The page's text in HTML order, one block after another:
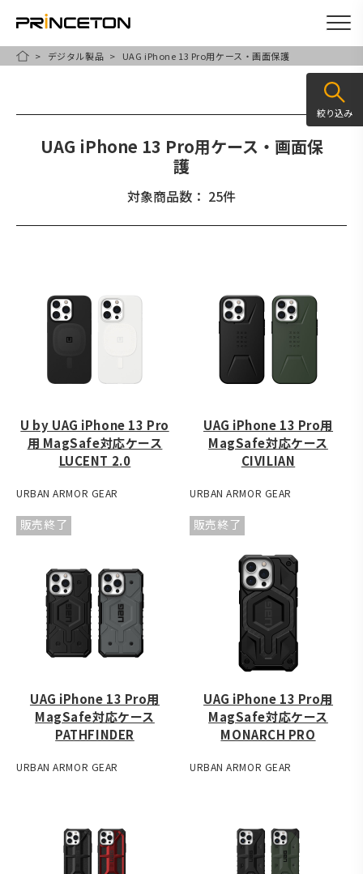
HOMEデジタル製品 UAG iPhone 13 Pro用ケース・画面保護
UAG iPhone 13 Pro用ケース・画面保
護
対象商品数： 25件
U by UAG iPhone 13 Pro
用 MagSafe対応ケース
LUCENT 2.0
URBAN ARMOR GEAR
UAG iPhone 13 Pro用
MagSafe対応ケース
CIVILIAN
URBAN ARMOR GEAR
販売終了
UAG iPhone 13 Pro用
MagSafe対応ケース
PATHFINDER
URBAN ARMOR GEAR
販売終了
UAG iPhone 13 Pro用
MagSafe対応ケース
MONARCH PRO
URBAN ARMOR GEAR
絞り込み